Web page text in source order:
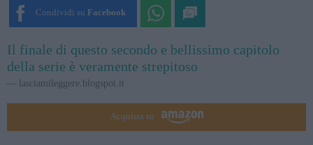
Condividi su Facebook
Il finale di questo secondo e bellissimo capitolo
della serie è veramente strepitoso
lasciamileggere.blogspot.it
Acquista su